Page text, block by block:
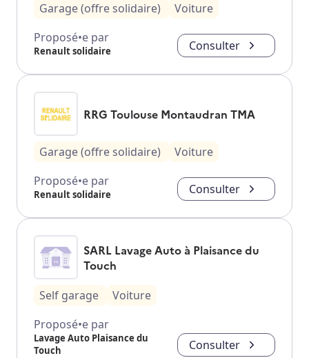
Garage (offre solidaire)
Voiture
Proposé•e par
Renault solidaire Consulter
RRG Toulouse Montaudran TMA
Garage (offre solidaire)
Voiture
Proposé•e par
Renault solidaire Consulter
SARL Lavage Auto à Plaisance du
Touch
Self garage
Voiture
Proposé•e par
Lavage Auto Plaisance du
Touch
Consulter